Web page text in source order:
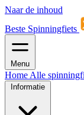
Naar de inhoud
Beste Spinningfiets
Menu
Home Alle
Informatie